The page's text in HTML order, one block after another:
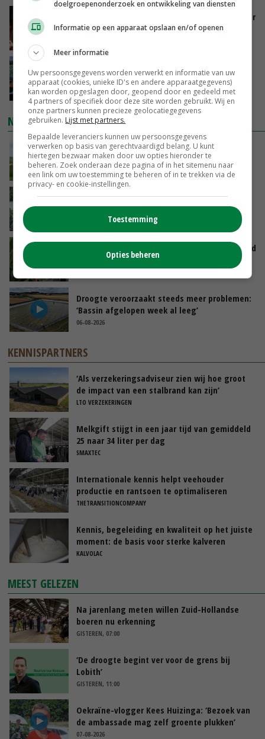
Vlaamse varkensstapel krimpt, pluimveesector
groeit door schaalvergroting
‘Cijfer jezelf niet weg en doe vooral ook waar
je gelukkig van wordt’
GISTEREN, 13:31
NIEUWSTE VIDEO'S
POAH!: John Deere 7730
GISTEREN, 10:00
Oekraïne-vlogger Kees Huizinga: ‘Bezoek van
de ambassade mag zelf groente plukken’
Limburgse mais van Frijns doet het verrassend
Droogte veroorzaakt steeds meer problemen:
‘Bassin afgelopen week al leeg’
06-08-2026
KENNISPARTNERS
‘Als verzekeringsadviseur zien wij hoe groot
de impact van een stalbrand kan zijn’
LTO VERZEKERINGEN
Melkgift stijgt in een jaar tijd van gemiddeld
25 naar 34 liter per dag
SMAXTEC
Internationale kennis helpt veehouder
productie en rantsoen te optimaliseren
THETRANSITIONCOMPANY
Kennis, begeleiding en kwaliteit op het juiste
moment: de basis voor sterke kalveren
KALVOLAC
MEEST GELEZEN
Na jarenlang meten willen Zuid-Hollandse
boeren nu erkenning
GISTEREN, 07:00
‘De droogte begint ver voor de grens bij
Lobith’
GISTEREN, 11:00
Oekraïne-vlogger Kees Huizinga: ‘Bezoek van
de ambassade mag zelf groente plukken’
07-08-2026
doelgroepenonderzoek en ontwikkeling van diensten
Informatie op een apparaat opslaan en/of openen
Meer informatie
Uw persoonsgegevens worden verwerkt en informatie van uw
apparaat (cookies, unieke ID's en andere apparaatgegevens)
kan worden opgeslagen door, geopend door en gedeeld met
4 partners of specifiek door deze site worden gebruikt. Wij en
onze partners kunnen precieze geolocatiegegevens
gebruiken. Lijst met partners.
Bepaalde leveranciers kunnen uw persoonsgegevens
verwerken op basis van gerechtvaardigd belang. U kunt
hiertegen bezwaar maken door uw opties hieronder te
beheren. Zoek onderaan deze pagina of in het sitemenu naar
een link om uw toestemming te beheren of in te trekken via de
privacy- en cookie-instellingen.
Toestemming
Opties beheren